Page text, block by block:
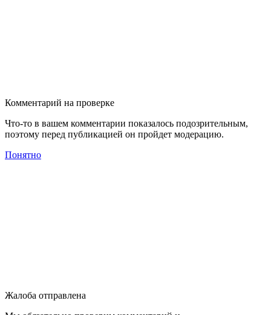
Комментарий на проверке
Что-то в вашем комментарии показалось подозрительным,
поэтому перед публикацией он пройдет модерацию.
Понятно
Жалоба отправлена